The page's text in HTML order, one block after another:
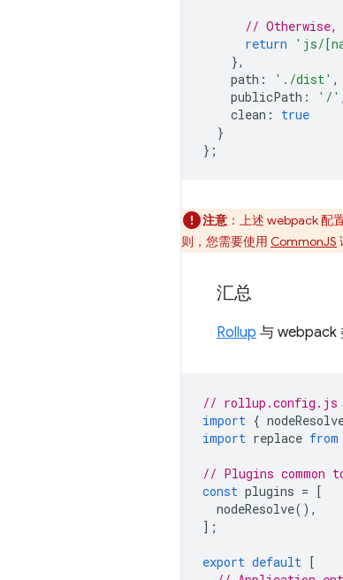
//
return
'js/
},
path : './dist' ,
publicPath : '/' ,
clean :
true
}
};
注意 ：上述 webpack 配
则，您需要使用 CommonJS
汇总
Rollup 与 webpack
// rollup.config.js
import {
import replace from
// Plugins common
const plugins = [
nodeResolve(),
];
export default [